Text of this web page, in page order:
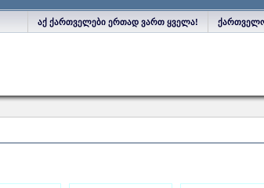
აქ ქართველები ერთად ვართ ყველა!